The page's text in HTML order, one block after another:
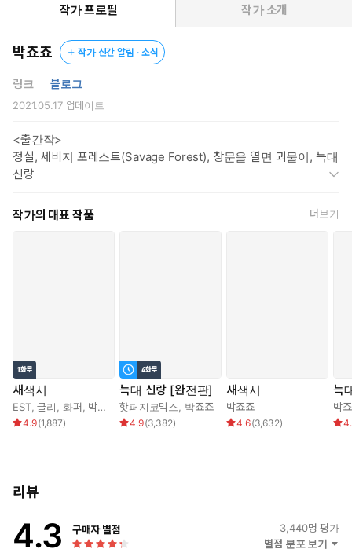
온 방이 짐승 냄새로 진동하고 있었다.
사방팔방에 무르익어 터질 듯한 수컷의 발정향.
“힘들고 아파도 참고 착하게 제 암컷이 되시는 겁니다. 중간에 또
도망가시면 아니 됩니다?”
아주 오랫동안 기다린 만큼, 그는 모든 일을 아주 착실하게 하나하
나 짚어가며 제대로 할 생각이었다.
서툴고 어린 제 암컷을 살살 달래 뼛속까지 샅샅이 발라 먹을, 이 발
작가 프로필 작가 소개
박죠죠 작가 신간 알림 · 소식
링크 블로그
2021.05.17업데이트
<출간작>
정실, 세비지 포레스트(Savage Forest), 창문을 열면 괴물이, 늑대
신랑
작가의 대표 작품 더보기
새색시
EST,글리, 화퍼, 박죠죠
4.9(1,887)
늑대 신랑 [완전판]
핫퍼지코믹스, 박죠죠
4.9(3,382)
새색시
박죠죠
4.6(3,632)
늑
박
리뷰
4.3 구매자 별점 3,440명 평가
별점 분포 보기